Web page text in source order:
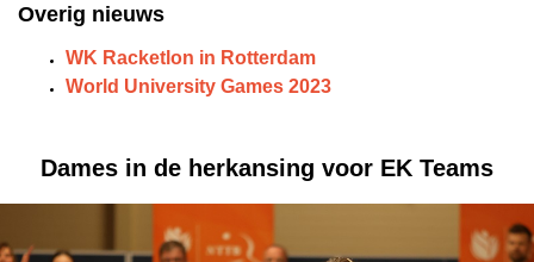
Overig nieuws
WK Racketlon in Rotterdam
World University Games 2023
Dames in de herkansing voor EK Teams